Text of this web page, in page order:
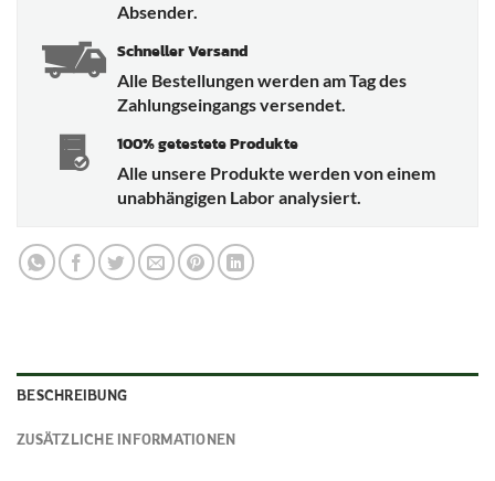
Absender.
Schneller Versand
Alle Bestellungen werden am Tag des
Zahlungseingangs versendet.
100% getestete Produkte
Alle unsere Produkte werden von einem
unabhängigen Labor analysiert.
BESCHREIBUNG
ZUSÄTZLICHE INFORMATIONEN